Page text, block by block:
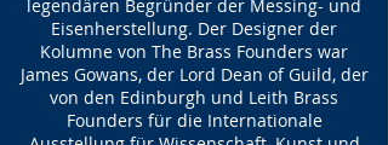
legendären Begründer der Messing- und
Eisenherstellung. Der Designer der
Kolumne von The Brass Founders war
James Gowans, der Lord Dean of Guild, der
von den Edinburgh und Leith Brass
Founders für die Internationale